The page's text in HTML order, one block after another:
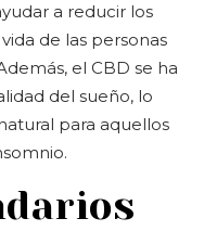
a reducir los
de las personas
el CBD se ha
del sueño, lo
para aquellos